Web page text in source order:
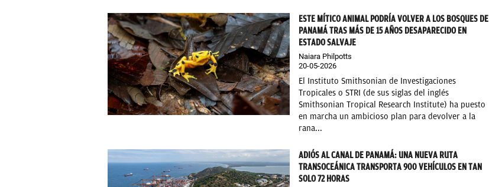
ESTE MÍTICO ANIMAL PODRÍA VOLVER A LOS BOSQUES DE
PANAMÁ TRAS MÁS DE 15 AÑOS DESAPARECIDO EN
ESTADO SALVAJE
Naiara Philpotts
20-05-2026
El Instituto Smithsonian de Investigaciones
Tropicales o STRI (de sus siglas del inglés
Smithsonian Tropical Research Institute) ha puesto
en marcha un ambicioso plan para devolver a la
rana...
ADIÓS AL CANAL DE PANAMÁ: UNA NUEVA RUTA
TRANSOCEÁNICA TRANSPORTA 900 VEHÍCULOS EN TAN
SOLO 72 HORAS